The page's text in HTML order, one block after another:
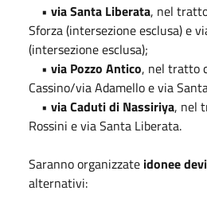
• via Santa Liberata, nel
Sforza (intersezione esclusa) e
(intersezione esclusa);
• via Pozzo Antico, nel tratto
Cassino/via Adamello e via
• via Caduti di Nassiriya, nel
Rossini e via Santa Liberata.
Saranno organizzate idonee
alternativi: